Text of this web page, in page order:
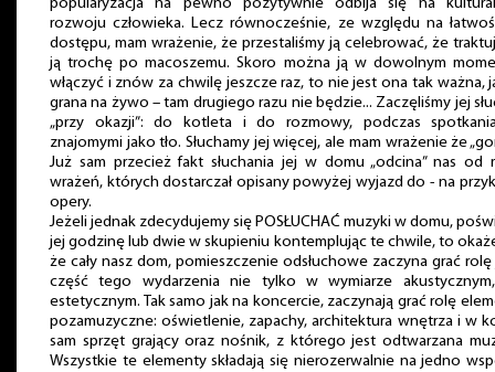
popularyzacja na pewno pozytywnie odbija się na
rozwoju człowieka. Lecz równocześnie, ze względu na
dostępu, mam wrażenie, że przestaliśmy ją celebrować, że
ją trochę po macoszemu. Skoro można ją w dowolnym
włączyć i znów za chwilę jeszcze raz, to nie jest ona tak ważna,
grana na żywo – tam drugiego razu nie będzie... Zaczęliśmy jej
„przy okazji”: do kotleta i do rozmowy, podczas
znajomymi jako tło. Słuchamy jej więcej, ale mam wrażenie że
Już sam przecież fakt słuchania jej w domu „odcina” nas od
wrażeń, których dostarczał opisany powyżej wyjazd do - na
opery.
Jeżeli jednak zdecydujemy się POSŁUCHAĆ muzyki w domu,
jej godzinę lub dwie w skupieniu kontemplując te chwile, to
że cały nasz dom, pomieszczenie odsłuchowe zaczyna grać
część tego wydarzenia nie tylko w wymiarze
estetycznym. Tak samo jak na koncercie, zaczynają grać rolę
pozamuzyczne: oświetlenie, zapachy, architektura wnętrza i w
sam sprzęt grający oraz nośnik, z którego jest odtwarzana
Wszystkie te elementy składają się nierozerwalnie na jedno